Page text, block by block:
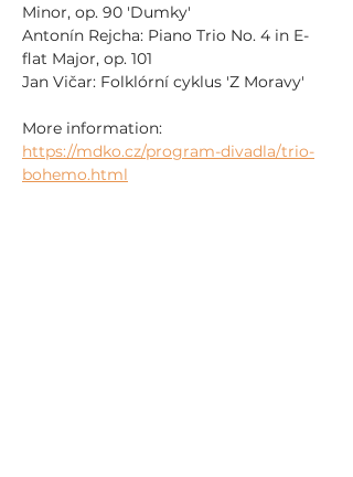
Minor, op. 90 'Dumky'
Antonín Rejcha: Piano Trio No. 4 in E-
flat Major, op. 101
Jan Vičar: Folklórní cyklus 'Z Moravy'
More information:
https://mdko.cz/program-divadla/trio-
bohemo.html